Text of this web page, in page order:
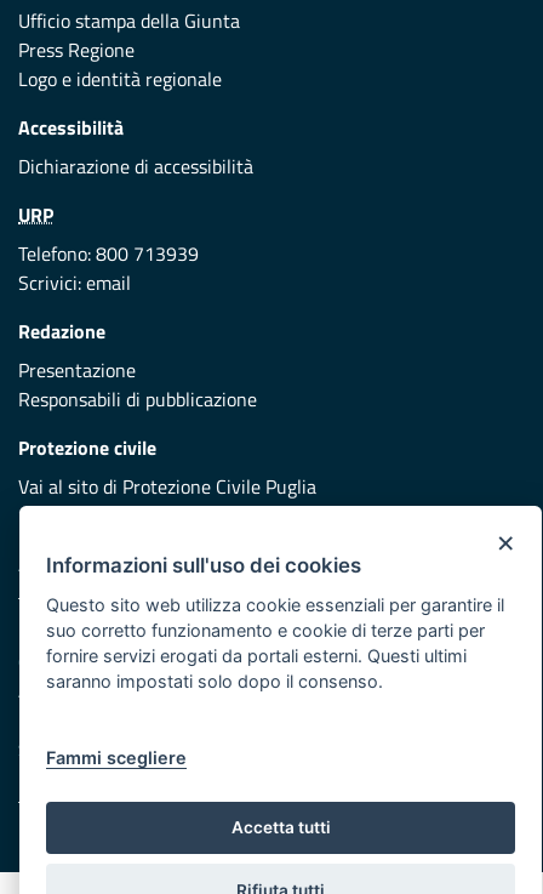
Ufficio stampa della Giunta
Press Regione
Logo e identità regionale
Accessibilità
Dichiarazione di accessibilità
URP
Telefono: 800 713939
Scrivici:email
Redazione
Presentazione
Responsabili di pubblicazione
Protezione civile
Vai al sito di Protezione Civile Puglia
Iniziativa finanziata con risorse del POR Puglia 2014/2020 -
Asse XI
Note legali
Cookie e privacy
Atti di notifica
Servizi Intranet
© Regione Puglia
×
Informazioni sull'uso dei cookies
Questo sito web utilizza cookie essenziali per garantire il
suo corretto funzionamento e cookie di terze parti per
fornire servizi erogati da portali esterni. Questi ultimi
saranno impostati solo dopo il consenso.
Fammi scegliere
Accetta tutti